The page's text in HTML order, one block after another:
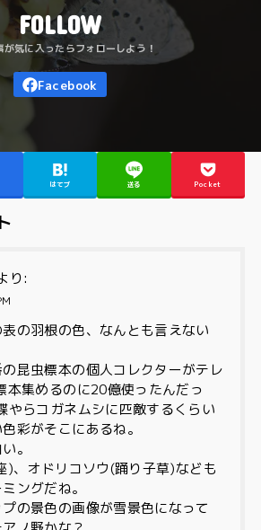
FOLLOW
はてブ 送る Pocket
り:
の羽根の色、なんとも言えない
昆虫標本の個人コレクターがテレ
本集めるのに20億使ったんだっ
やらコガネムシに匹敵するくらい
彩がそこにあるね。
。
)、オドリコソウ(踊り子草)なども
ングだね。
の景色の画像が雪景色になって